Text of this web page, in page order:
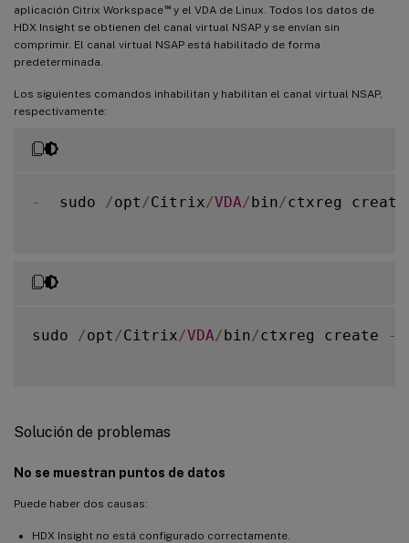
aplicación Citrix Workspace™y el VDA de Linux. Todos los datos de
HDX Insight se obtienen del canal virtual NSAP y se envían sin
comprimir. El canal virtual NSAP está habilitado de forma
predeterminada.
Los siguientes comandos inhabilitan y habilitan el canal virtual NSAP,
respectivamente:
-
  sudo
/opt /Citrix/VDA/bin/ctxreg
sudo /opt /Citrix/VDA/bin/ctxreg create -
Solución de problemas
No se muestran puntos de datos
Puede haber dos causas:
HDX Insight no está configurado correctamente.